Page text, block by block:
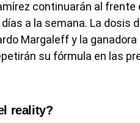
continuarán al frente
a la semana. La dosis
Margaleff y la ganadora
su fórmula en las
reality?